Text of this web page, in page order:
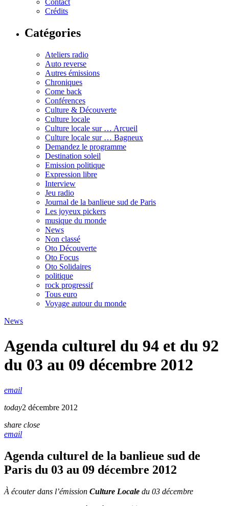
Contact
Crédits
Catégories
Ateliers radio
Auto reverse
Autres émissions
Chroniques
Come back
Conférences
Culture & Découverte
Culture locale
Culture locale sur … Arcueil
Culture locale sur … Bagneux
Demandez le programme
Destination soleil
Emission politique
Expression libre
Interview
Jeu radio
Journal de la banlieue sud de Paris
Les joyeux pickers
musique du monde
News
Non classé
Oto Découverte
Oto Focus
Oto Solidaires
politique
rock progressif
Tous euro
Voyage autour du monde
News
Agenda culturel du 94 et du 92
du 03 au 09 décembre 2012
email
today2 décembre 2012
share close
email
Agenda culturel de la banlieue sud de
Paris du 03 au 09 décembre 2012
À écouter dans l’émission Culture Locale du 03 décembre